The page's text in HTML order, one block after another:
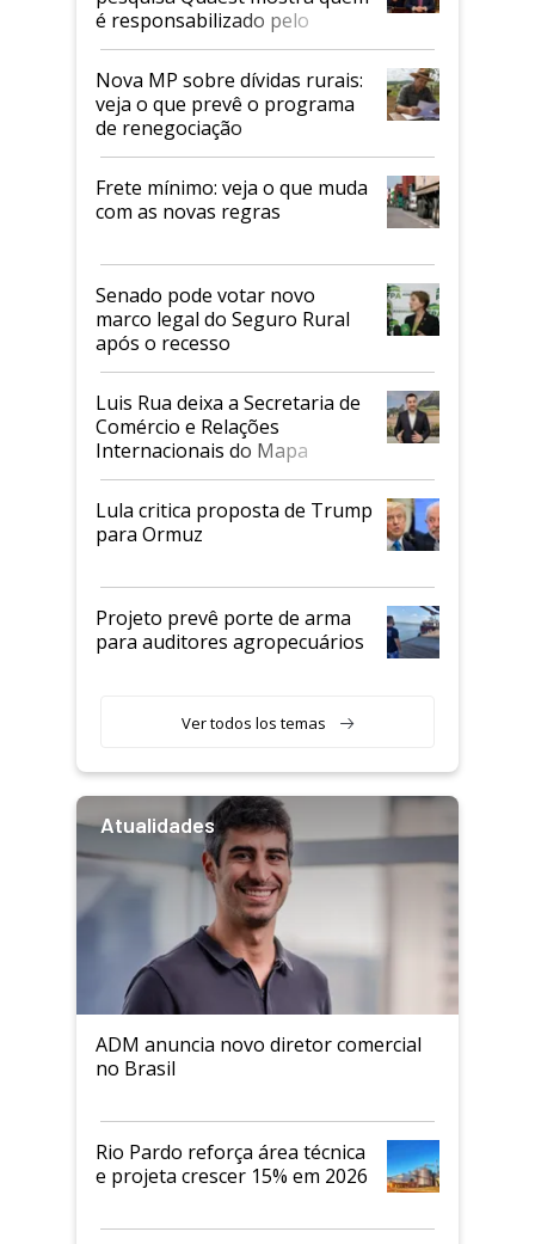
é responsabilizado pelo
tarifaço dos EUA
Nova MP sobre dívidas rurais:
veja o que prevê o programa
de renegociação
Frete mínimo: veja o que muda
com as novas regras
Senado pode votar novo
marco legal do Seguro Rural
após o recesso
Luis Rua deixa a Secretaria de
Comércio e Relações
Internacionais do Mapa
Lula critica proposta de Trump
para Ormuz
Projeto prevê porte de arma
para auditores agropecuários
Ver todos los temas
Atualidades
ADM anuncia novo diretor comercial
no Brasil
Rio Pardo reforça área técnica
e projeta crescer 15% em 2026